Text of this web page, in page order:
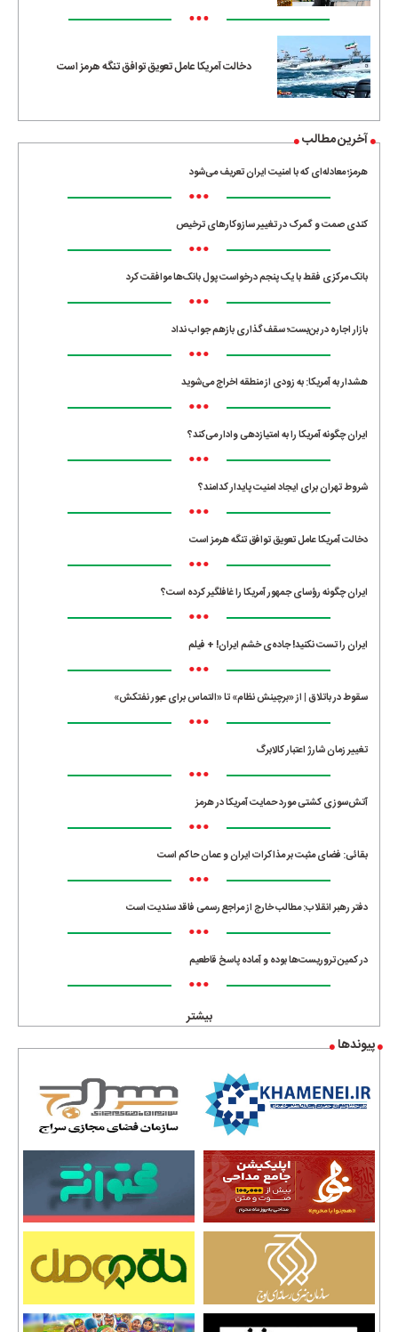
•••
دخالت آمریکا عامل تعویق توافق تنگه هرمز است
آخرین مطالب
هرمز؛ معادله‌ای که با امنیت ایران تعریف می‌شود
•••
کندی صمت و گمرک در تغییر سازوکارهای ترخیص
•••
بانک مرکزی فقط با یک‌ پنجم درخواست پول بانک‌ها موافقت کرد
•••
بازار اجاره در بن‌بست؛ سقف‌گذاری بازهم جواب نداد
•••
هشدار به آمریکا: به زودی از منطقه اخراج می‌شوید
•••
ایران چگونه آمریکا را به امتیازدهی وادار می‌کند؟
•••
شروط تهران برای ایجاد امنیت پایدار کدامند؟
•••
دخالت آمریکا عامل تعویق توافق تنگه هرمز است
•••
ایران چگونه رؤسای جمهور آمریکا را غافلگیر کرده است؟
•••
ایران را تست نکنید! جاده‌ی خشم ایران! + فیلم
•••
سقوط در باتلاق | از «برچینش نظام» تا «التماس برای عبور نفتکش»
•••
تغییر زمان شارژ اعتبار کالابرگ
•••
آتش‌سوزی کشتی مورد حمایت آمریکا در هرمز
•••
بقائی: فضای مثبت بر مذاکرات ایران و عمان حاکم است
•••
دفتر رهبر انقلاب: مطالب خارج از مراجع رسمی فاقد سندیت است
•••
در کمین تروریست‌ها بوده و آماده پاسخ قاطعیم
•••
بیشتر
پیوندها